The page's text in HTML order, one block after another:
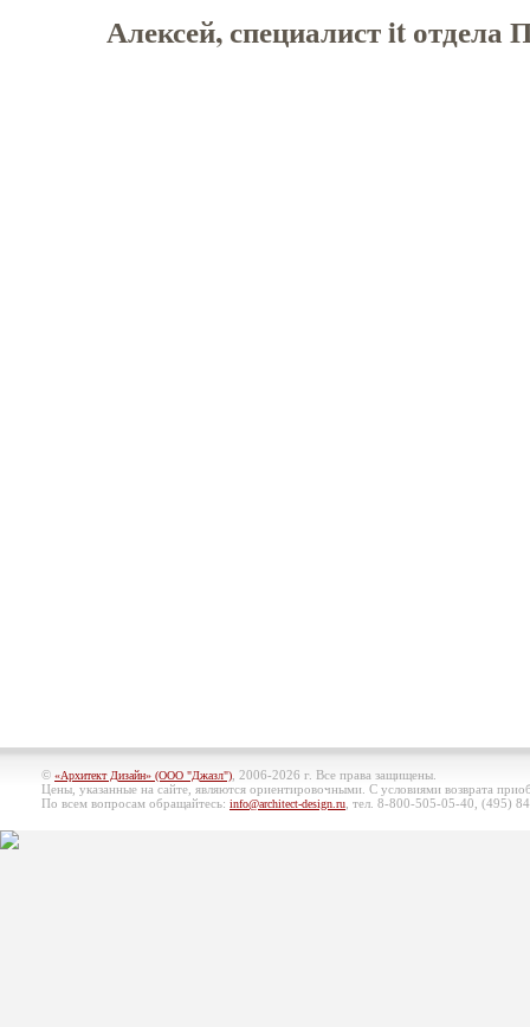
Алексей, специалист it
© «Архитект Дизайн» (ООО "Джазл") , 2006-2026 г. Все права защищены.
Цены, указанные на сайте, являются ориентировочными. С условиями возврата
По всем вопросам обращайтесь: info@architect-design.ru , тел. 8-800-505-05-40, (495)